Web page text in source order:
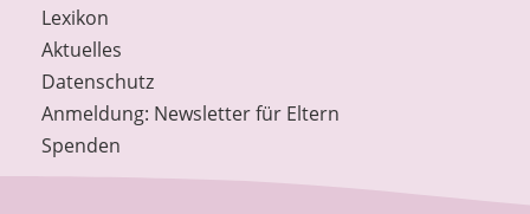
Materialbestellung
Lexikon
Datenschutz
Newsletter
Spenden
Lexikon
Aktuelles
Datenschutz
Anmeldung: Newsletter für Eltern
Spenden